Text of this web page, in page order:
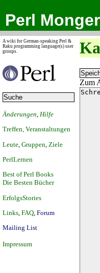
Perl
A wiki for German-speaking Perl &
Raku programming language(s) user
groups.
Änderungen Hilfe
Treffen, Veranstaltungen
Leute Gruppen Ziele
PerlLernen
Best of Perl Books
Die Besten Bücher
ErfolgsStories
Links FAQ Forum
Mailing List
Impressum
Zum